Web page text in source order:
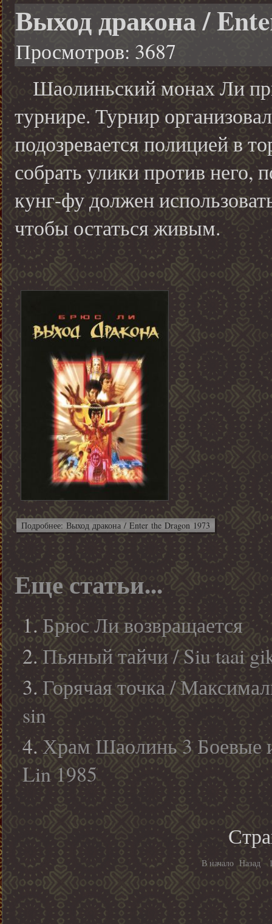
Выход дракона /
Просмотров: 3687
Шаолиньский монах Ли
турнире. Турнир
подозревается полицией в
собрать улики против
кунг-фу должен
чтобы остаться живым.
Подробнее: Выход дракона / Enter the Dragon 1973
Еще статьи...
Брюс Ли возвращается
Пьяный тайчи / Siu taai
Горячая точка /
sin
Храм Шаолинь 3 Боевые
Lin 1985
В начало Назад